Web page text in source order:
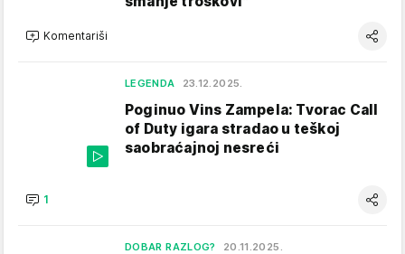
Komentariši
LEGENDA 23.12.2025.
Poginuo Vins Zampela: Tvorac Call
of Duty igara stradao u teškoj
saobraćajnoj nesreći
1
DOBAR RAZLOG? 20.11.2025.